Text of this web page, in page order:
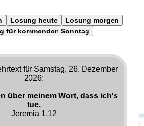
Losung heute
Losung morgen
für kommenden Sonntag
für Samstag, 26. Dezember
2026:
über meinem Wort, dass ich's
tue.
Jeremia 1,12